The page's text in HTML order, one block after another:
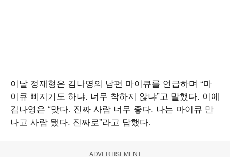
이날 정재형은 김나영의 남편 마이큐를 언급하며 “마
이큐 삐지기도 하냐. 너무 착하지 않냐”고 말했다. 이에
김나영은 “맞다. 진짜 사람 너무 좋다. 나는 마이큐 만
나고 사람 됐다. 진짜로”라고 답했다.
ADVERTISEMENT